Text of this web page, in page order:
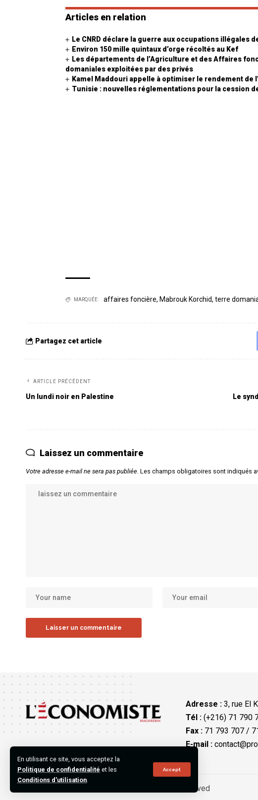
En utilisant ce site, vous acceptez la
Politique de confidentialité et les
Conditions d'utilisation.
Accept
Articles en relation
Le CNRD déclare la guerre aux occupations illégales
Environ 150 mille quintaux d’orge récoltés au Kef
Les départements de l’Agriculture et des Affaires
domaniales exploitées par des privés
Kamel Maddouri appelle à optimiser le rendement de
Tunisie : nouvelles réglementations pour la cession
MARQUÉE: affaires foncière, Mabrouk Korchid, terre
Partagez cet article
ARTICLE PRÉCÉDENT
Un lundi noir en Palestine
Le
Laissez un commentaire
Votre adresse e-mail ne sera pas publiée. Les champs obligatoires sont indiqués
Adresse : 3, rue El
Tél :(+216) 71 790
Fax :71 793 707 /
E-mail :
©2023 L’Économiste Maghrébin, All Rights Reserved